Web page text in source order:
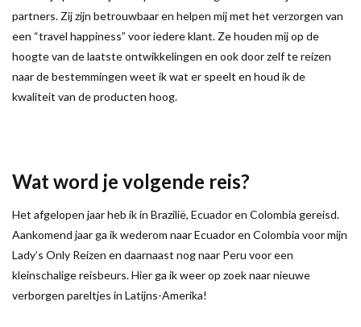
partners. Zij zijn betrouwbaar en helpen mij met het verzorgen van
een “travel happiness” voor iedere klant. Ze houden mij op de
hoogte van de laatste ontwikkelingen en ook door zelf te reizen
naar de bestemmingen weet ik wat er speelt en houd ik de
kwaliteit van de producten hoog.
Wat word je volgende reis?
Het afgelopen jaar heb ik in Brazilië, Ecuador en Colombia gereisd.
Aankomend jaar ga ik wederom naar Ecuador en Colombia voor mijn
Lady’s Only Reizen en daarnaast nog naar Peru voor een
kleinschalige reisbeurs. Hier ga ik weer op zoek naar nieuwe
verborgen pareltjes in Latijns-Amerika!